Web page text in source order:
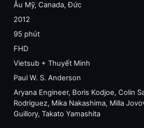
Âu Mỹ, Canada,Đức
2012
95 phút
FHD
Vietsub + Thuyết Minh
Paul W. S. Anderson
Aryana Engineer, Boris Kodjoe, Colin
Rodriguez, Mika Nakashima, Milla
Guillory, Takato Yamashita